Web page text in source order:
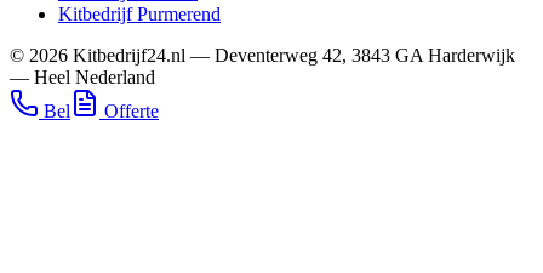
KitbedrijfPurmerend
© 2026 Kitbedrijf24.nl — Deventerweg 42, 3843 GA Harderwijk
— Heel Nederland
Bel
Offerte